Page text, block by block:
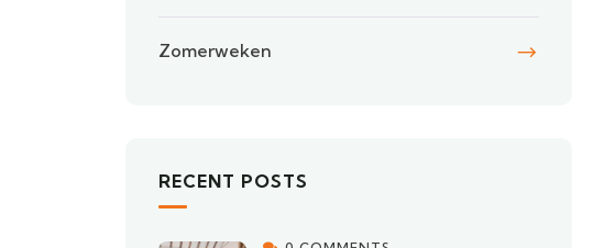
Zomerweken
RECENT POSTS